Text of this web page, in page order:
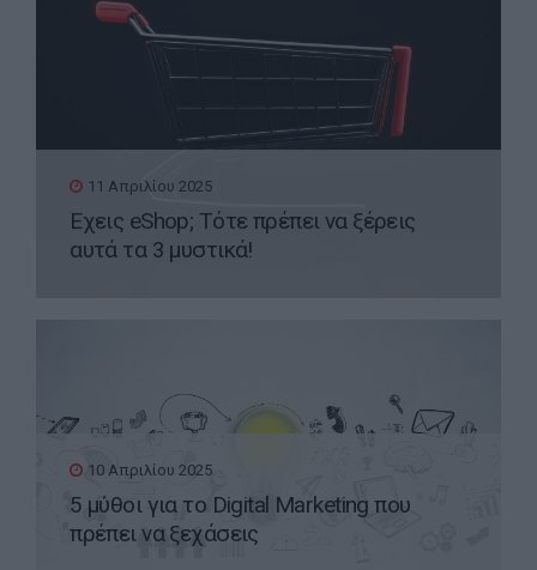
11 Απριλίου 2025
Έχεις eShop; Τότε πρέπει να ξέρεις
αυτά τα 3 μυστικά!
10 Απριλίου 2025
5 μύθοι για το Digital Marketing που
πρέπει να ξεχάσεις